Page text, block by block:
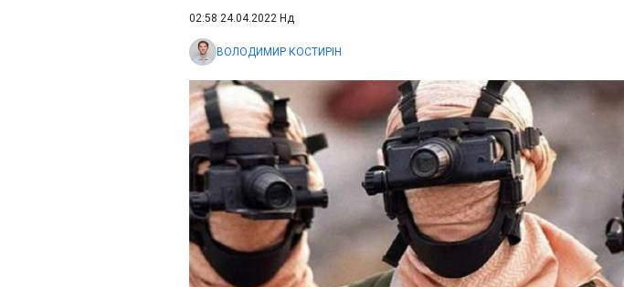
02:58 24.04.2022 Нд
ВОЛОДИМИР КОСТИРІН